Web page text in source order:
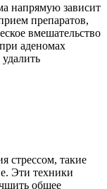
напрямую зависит
препаратов,
вмешательство
аденомах
стрессом, такие
Эти техники
общее